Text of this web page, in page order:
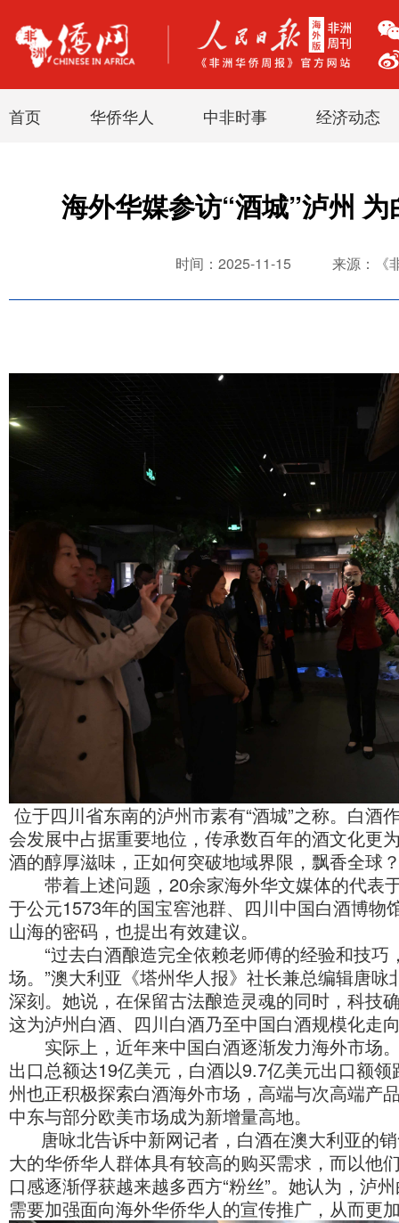
首页 华侨华人 中非时事 经济动态
海外华媒参访“酒城”泸州
时间：2025-11-15 来源：《
位于四川省东南的泸州市素有“酒城”之称。白酒
会发展中占据重要地位，传承数百年的酒文化更
酒的醇厚滋味，正如何突破地域界限，飘香全球
带着上述问题，20余家海外华文媒体的代表
于公元1573年的国宝窖池群、四川中国白酒博物
山海的密码，也提出有效建议。
“过去白酒酿造完全依赖老师傅的经验和技巧
场。”澳大利亚《塔州华人报》社长兼总编辑唐
深刻。她说，在保留古法酿造灵魂的同时，科技
这为泸州白酒、四川白酒乃至中国白酒规模化走
实际上，近年来中国白酒逐渐发力海外市场
出口总额达19亿美元，白酒以9.7亿美元出口额
州也正积极探索白酒海外市场，高端与次高端产
中东与部分欧美市场成为新增量高地。
唐咏北告诉中新网记者，白酒在澳大利亚的
大的华侨华人群体具有较高的购买需求，而以他
口感逐渐俘获越来越多西方“粉丝”。她认为，泸
需要加强面向海外华侨华人的宣传推广，从而更